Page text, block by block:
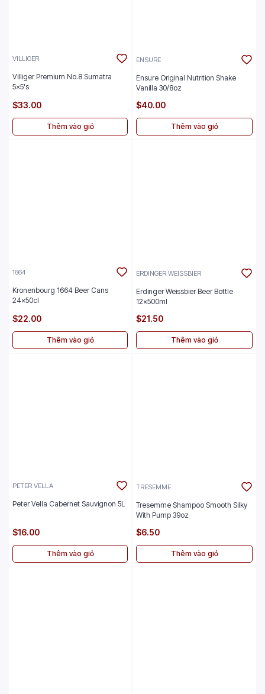
VILLIGER
Villiger Premium No.8 Sumatra
5x5's
$33.00
Thêm vào giỏ
ENSURE
Ensure Original Nutrition Shake
Vanilla 30/8oz
$40.00
Thêm vào giỏ
1664
Kronenbourg 1664 Beer Cans
24x50cl
$22.00
Thêm vào giỏ
ERDINGER WEISSBIER
Erdinger Weissbier Beer Bottle
12x500ml
$21.50
Thêm vào giỏ
PETER VELLA
Peter Vella Cabernet Sauvignon 5L
$16.00
Thêm vào giỏ
TRESEMME
Tresemme Shampoo Smooth Silky
With Pump 39oz
$6.50
Thêm vào giỏ